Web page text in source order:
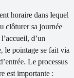
horaire dans lequel
clôturer sa journée
d’un
le pointage se fait via
Le processus
est importante :